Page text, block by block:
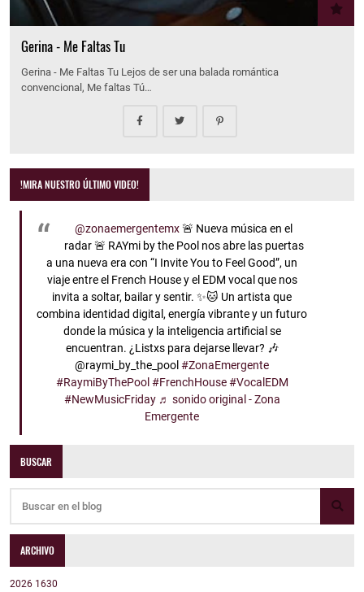
Gerina - Me Faltas Tu
Gerina - Me Faltas Tu Lejos de ser una balada romántica
convencional, Me faltas Tú…
!MIRA NUESTRO ÚLTIMO VIDEO!
@zonaemergentemx🚨 Nueva música en el
radar 🚨 RAYmi by the Pool nos abre las puertas
a una nueva era con “I Invite You to Feel Good”, un
viaje entre el French House y el EDM vocal que nos
invita a soltar, bailar y sentir. ✨🐱 Un artista que
combina identidad digital, energía vibrante y un futuro
donde la música y la inteligencia artificial se
encuentran. ¿Listxs para dejarse llevar? 🎶
@raymi_by_the_pool#ZonaEmergente
#RaymiByThePool #FrenchHouse #VocalEDM
#NewMusicFriday ♬ sonido original - Zona
Emergente
BUSCAR
ARCHIVO
2026 1630